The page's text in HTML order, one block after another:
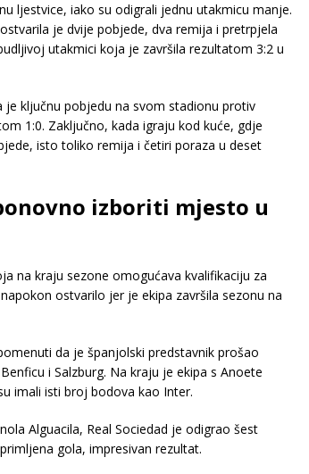
ljestvice, iako su odigrali jednu utakmicu manje.
je dvije pobjede, dva remija i pretrpjela
utakmici koja je završila rezultatom 3:2 u
ključnu pobjedu na svom stadionu protiv
1:0. Zaključno, kada igraju kod kuće, gdje
isto toliko remija i četiri poraza u deset
izboriti mjesto u
na kraju sezone omogućava kvalifikaciju za
ostvarilo jer je ekipa završila sezonu na
da je španjolski predstavnik prošao
i Salzburg. Na kraju je ekipa s Anoete
imali isti broj bodova kao Inter.
Alguacila, Real Sociedad je odigrao šest
gola, impresivan rezultat.